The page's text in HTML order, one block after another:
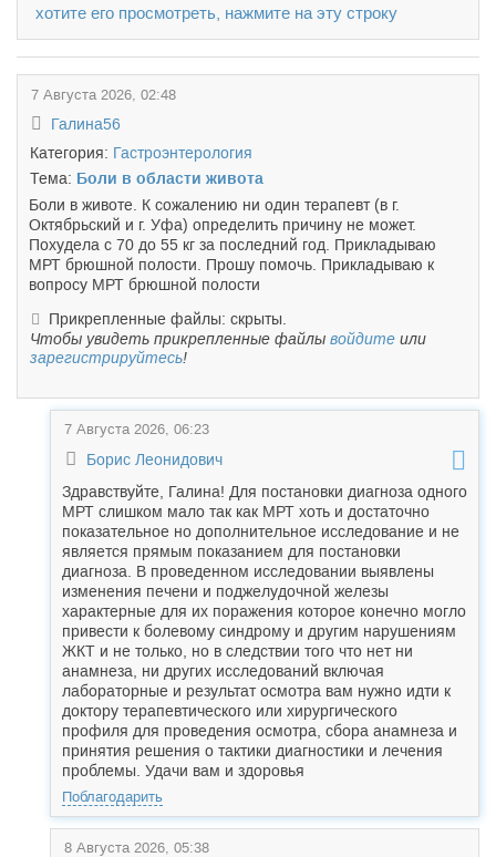
хотите его просмотреть, нажмите на эту строку
7 Августа 2026, 02:48
Галина56
Категория: Гастроэнтерология
Тема: Боли в области живота
Боли в животе. К сожалению ни один терапевт (в г.
Октябрьский и г. Уфа) определить причину не может.
Похудела с 70 до 55 кг за последний год. Прикладываю
МРТ брюшной полости. Прошу помочь. Прикладываю к
вопросу МРТ брюшной полости
Прикрепленные файлы: скрыты.
Чтобы увидеть прикрепленные файлы войдите или
зарегистрируйтесь!
7 Августа 2026, 06:23
Борис Леонидович
Здравствуйте, Галина! Для постановки диагноза одного
МРТ слишком мало так как МРТ хоть и достаточно
показательное но дополнительное исследование и не
является прямым показанием для постановки
диагноза. В проведенном исследовании выявлены
изменения печени и поджелудочной железы
характерные для их поражения которое конечно могло
привести к болевому синдрому и другим нарушениям
ЖКТ и не только, но в следствии того что нет ни
анамнеза, ни других исследований включая
лабораторные и результат осмотра вам нужно идти к
доктору терапевтического или хирургического
профиля для проведения осмотра, сбора анамнеза и
принятия решения о тактики диагностики и лечения
проблемы. Удачи вам и здоровья
Поблагодарить
8 Августа 2026, 05:38